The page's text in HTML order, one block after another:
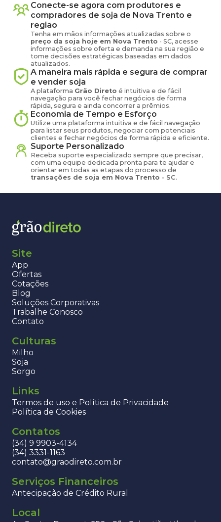
Conecte-se agora com produtores e
compradores de soja de Nova Trento e
região
Tenha em mãos informações atualizadas sobre o
preço da soja hoje em Nova Trento - SC, acesse
informações sobre oferta e demanda na sua região e
tome decisões estratégicas baseadas em dados
atualizados.
A maneira mais rápida e segura de comprar
e vender soja
A plataforma Grão Direto é intuitiva e de fácil
navegação para você fechar negócios de forma
rápida, segura e ainda concorrer a prêmios.
Economia de Tempo e Esforço
Utilize uma plataforma intuitiva e de fácil navegação
para listar seus produtos, negociar com potenciais
clientes e fechar negócios de forma rápida e eficiente.
Suporte Personalizado
Receba suporte especializado sempre que precisar,
com uma equipe dedicada pronta para te ajudar e
orientar em todas as etapas do processo de
transações de soja em Nova Trento - SC.
Site
App
Ofertas
Cotações
Blog
Soluções Corporativas
Trabalhe Conosco
Contato
Culturas
Milho
Soja
Sorgo
Links
Termos de uso e Política de Privacidade
Política de Cookies
Contatos
(34) 9 9903-4134
(34) 3331-1163
contato@graodireto.com.br
Serviços Financeiros
Antecipação de Crédito Rural
Local